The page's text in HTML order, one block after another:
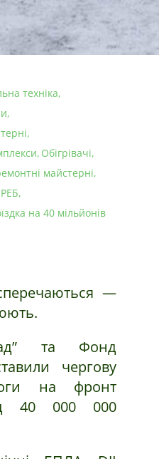
техніка
Обігрівачі
майстерні
РЕБ
на 40 мільйонів
—
та Фонд
чергову
на фронт
40 000 000